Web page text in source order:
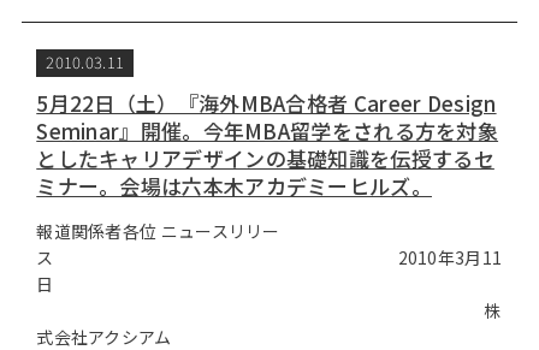
2010.03.11
5月22日（土）『海外MBA合格者 Career Design
Seminar』開催。今年MBA留学をされる方を対象
としたキャリアデザインの基礎知識を伝授するセ
ミナー。会場は六本木アカデミーヒルズ。
報道関係者各位 ニュースリリー
ス 2010年3月11
日
株
式会社アクシアム